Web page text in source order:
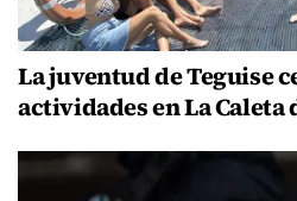
La juventud de Teguise
actividades en La Caleta